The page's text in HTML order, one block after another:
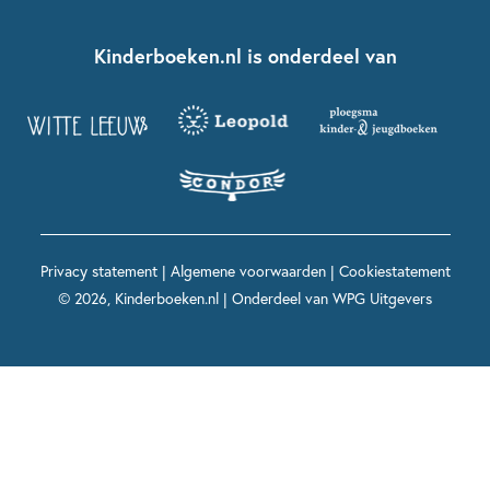
Kinderboeken diversiteit
Grappige kinderboeken
Spannende kinderboeken
Boekentips 12+ jaar
Voor volwassenen
Spekkie en Sproet
Maxi & Helium
Voor het onderwijs
Kinderboeken.nl is onderdeel van
Privacy statement| Algemene voorwaarden| Cookiestatement
© 2026, Kinderboeken.nl | Onderdeel van WPG Uitgevers